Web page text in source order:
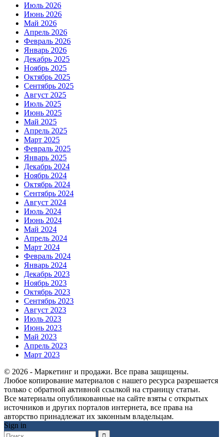
Июль 2026
Июнь 2026
Май 2026
Апрель 2026
Февраль 2026
Январь 2026
Декабрь 2025
Ноябрь 2025
Октябрь 2025
Сентябрь 2025
Август 2025
Июль 2025
Июнь 2025
Май 2025
Апрель 2025
Март 2025
Февраль 2025
Январь 2025
Декабрь 2024
Ноябрь 2024
Октябрь 2024
Сентябрь 2024
Август 2024
Июль 2024
Июнь 2024
Май 2024
Апрель 2024
Март 2024
Февраль 2024
Январь 2024
Декабрь 2023
Ноябрь 2023
Октябрь 2023
Сентябрь 2023
Август 2023
Июль 2023
Июнь 2023
Май 2023
Апрель 2023
Март 2023
© 2026 - Маркетинг и продажи. Все права защищены.
Любое копирование материалов с нашего ресурса разрешается
только с обратной активной ссылкой на страницу статьи.
Все материалы опубликованные на сайте взяты с открытых
источников и других порталов интернета, все права на
авторство принадлежат их законным владельцам.
Sign in